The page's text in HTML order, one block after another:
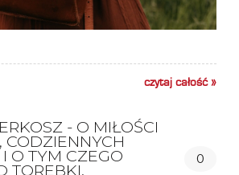
czytaj całość »
- O MIŁOŚCI
CODZIENNYCH
O TYM CZEGO
TOREBKI.
0